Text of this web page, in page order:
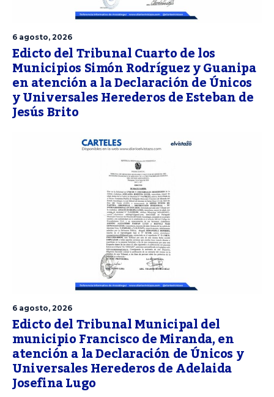
6 agosto, 2026
Edicto del Tribunal Cuarto de los
Municipios Simón Rodríguez y Guanipa
en atención a la Declaración de Únicos
y Universales Herederos de Esteban de
Jesús Brito
6 agosto, 2026
Edicto del Tribunal Municipal del
municipio Francisco de Miranda, en
atención a la Declaración de Únicos y
Universales Herederos de Adelaida
Josefina Lugo